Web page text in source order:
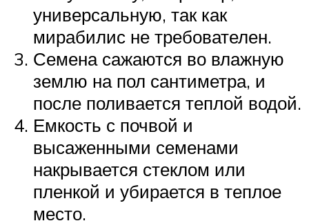
универсальную, так как
мирабилис не требователен.
Семена сажаются во влажную
землю на пол сантиметра, и
после поливается теплой водой.
Емкость с почвой и
высаженными семенами
накрывается стеклом или
пленкой и убирается в теплое
место.